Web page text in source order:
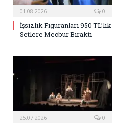
01.08.2026 0
İşsizlik Figüranları 950 TL’lik
Setlere Mecbur Bıraktı
25.07.2026 0